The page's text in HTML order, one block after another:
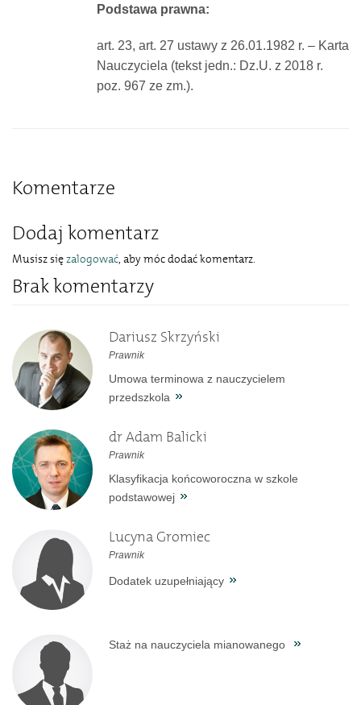
Podstawa prawna:
art. 23, art. 27 ustawy z 26.01.1982 r. – Karta
Nauczyciela (tekst jedn.: Dz.U. z 2018 r.
poz. 967 ze zm.).
Komentarze
Dodaj komentarz
Musisz sięzalogować, aby móc dodać komentarz.
Brak komentarzy
Dariusz Skrzyński
Prawnik
Umowa terminowa z nauczycielem
przedszkola
dr Adam Balicki
Prawnik
Klasyfikacja końcoworoczna w szkole
podstawowej
Lucyna Gromiec
Prawnik
Dodatek uzupełniający
Staż na nauczyciela mianowanego